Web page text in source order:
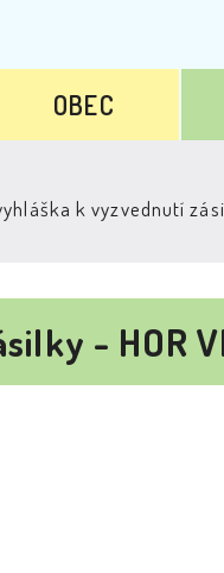
OBEC
k vyzvednutí
- HOR